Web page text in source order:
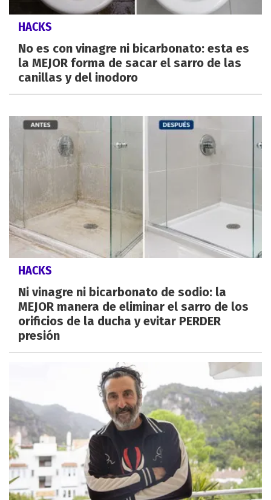
HACKS
No es con vinagre ni bicarbonato: esta es
la MEJOR forma de sacar el sarro de las
canillas y del inodoro
HACKS
Ni vinagre ni bicarbonato de sodio: la
MEJOR manera de eliminar el sarro de los
orificios de la ducha y evitar PERDER
presión